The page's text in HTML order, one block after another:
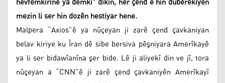
mezin li ser hin dozên hestiyar hene.
Malpera “Axios”ê ya nûçeyan ji zarê çend çavkaniyan
belav kiriye ku Îran dê sibe bersiva pêşniyara Amerîkayê
ya li ser bidawîanîna şer bide. Lê ji aliyekî din ve jî, tora
nûçeyan a “CNN”ê ji zarê çend çavkaniyên Amerîkayî